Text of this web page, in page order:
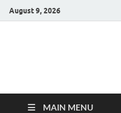
August 9, 2026
MAIN MENU